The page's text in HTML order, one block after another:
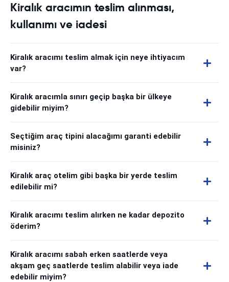
Kiralık aracımın teslim alınması,
kullanımı ve iadesi
Kiralık aracımı teslim almak için neye ihtiyacım
var?
Kiralık aracımla sınırı geçip başka bir ülkeye
gidebilir miyim?
Seçtiğim araç tipini alacağımı garanti edebilir
misiniz?
Kiralık araç otelim gibi başka bir yerde teslim
edilebilir mi?
Kiralık aracımı teslim alırken ne kadar depozito
öderim?
Kiralık aracımı sabah erken saatlerde veya
akşam geç saatlerde teslim alabilir veya iade
edebilir miyim?